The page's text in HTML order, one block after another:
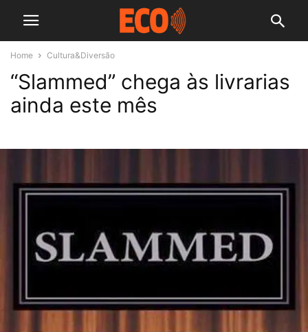
Home Cultura&Diversão
“Slammed” chega às livrarias
ainda este mês